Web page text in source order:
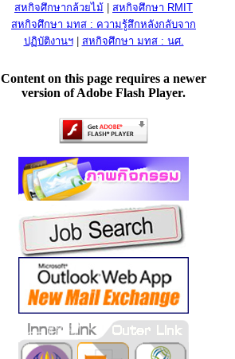
สหกิจศึกษากล้วยไม้
สหกิจศึกษา RMIT
สหกิจศึกษา มทส : ความรู้สึกหลังกลับจาก
ปฏิบัติงานฯ| สหกิจศึกษา มทส : นศ.
Content on this page requires a newer
version of Adobe Flash Player.